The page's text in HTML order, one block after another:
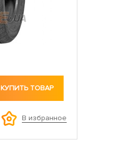
КУПИТЬ ТОВАР
В избранное